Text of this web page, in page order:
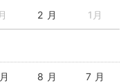
2 月 1月
8 月 7 月